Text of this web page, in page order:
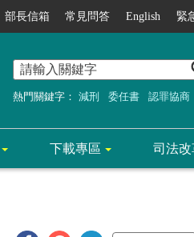
部長信箱 常見問答 English 緊
熱門關鍵字： 減刑 委任書 認罪協商
下載專區 司法改